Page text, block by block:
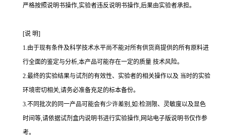
严格按照说明书操作,实验者违反说明书操作,后果由实验者承担。
[说 明]
1.由于现有条件及科学技术水平尚不能对所有供货商提供的所有原料进
行全面的鉴定与分析,本产品可能存在一定的质量 技术风险。
2.最终的实验结果与试剂的有效性、实验者的相关操作以及 当时的实验
环境密切相关,请务必准备充足的标本备份。
3.不同批次的同一产品可能会有少许差别,如:检测限、灵敏度以及显色
时间等,请依据试剂盒内说明书进行实验操作,网站电子版说明书仅作参
考。